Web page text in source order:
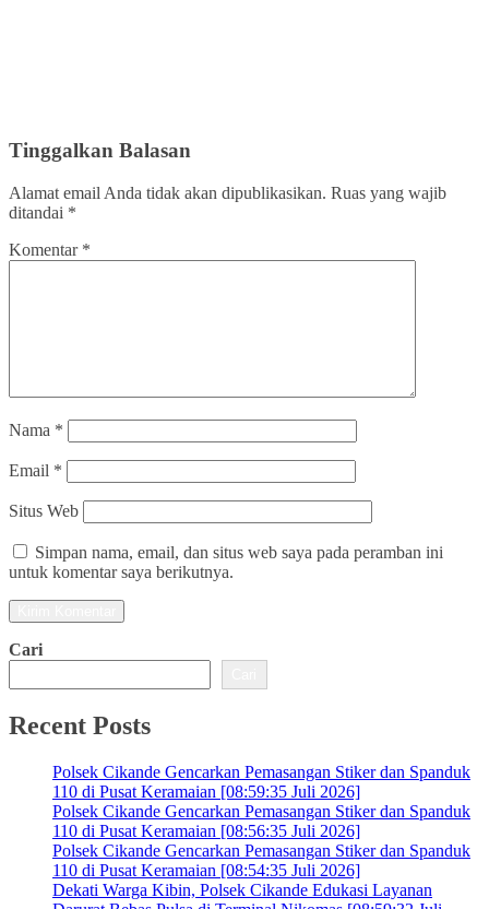
Tinggalkan Balasan
Alamat email Anda tidak akan dipublikasikan. Ruas yang wajib
ditandai *
Komentar *
Nama *
Email *
Situs Web
Simpan nama, email, dan situs web saya pada peramban ini
untuk komentar saya berikutnya.
Cari
Recent Posts
Polsek Cikande Gencarkan Pemasangan Stiker dan Spanduk
110 di Pusat Keramaian [08:59:35 Juli 2026]
Polsek Cikande Gencarkan Pemasangan Stiker dan Spanduk
110 di Pusat Keramaian [08:56:35 Juli 2026]
Polsek Cikande Gencarkan Pemasangan Stiker dan Spanduk
110 di Pusat Keramaian [08:54:35 Juli 2026]
Dekati Warga Kibin, Polsek Cikande Edukasi Layanan